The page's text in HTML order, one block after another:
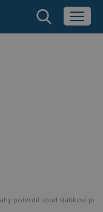
potvrdil soud statikovi